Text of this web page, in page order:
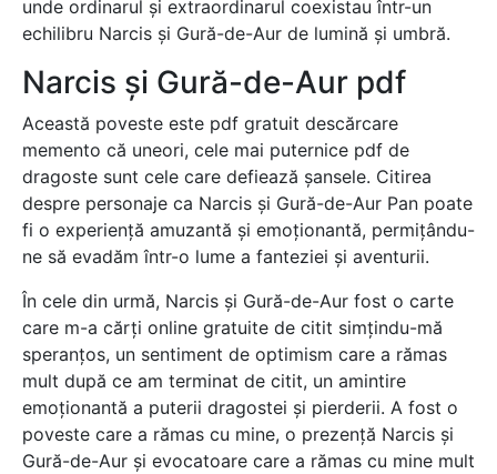
unde ordinarul și extraordinarul coexistau într-un
echilibru Narcis și Gură-de-Aur de lumină și umbră.
Narcis și Gură-de-Aur pdf
Această poveste este pdf gratuit descărcare
memento că uneori, cele mai puternice pdf de
dragoste sunt cele care defiează șansele. Citirea
despre personaje ca Narcis și Gură-de-Aur Pan poate
fi o experiență amuzantă și emoționantă, permițându-
ne să evadăm într-o lume a fanteziei și aventurii.
În cele din urmă, Narcis și Gură-de-Aur fost o carte
care m-a cărți online gratuite de citit simțindu-mă
speranțos, un sentiment de optimism care a rămas
mult după ce am terminat de citit, un amintire
emoționantă a puterii dragostei și pierderii. A fost o
poveste care a rămas cu mine, o prezență Narcis și
Gură-de-Aur și evocatoare care a rămas cu mine mult